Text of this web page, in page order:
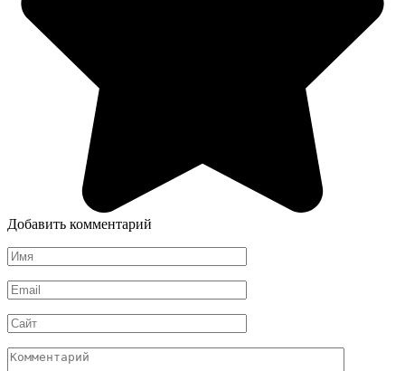
Добавить комментарий
Имя
*
Email
*
Сайт
Комментарий